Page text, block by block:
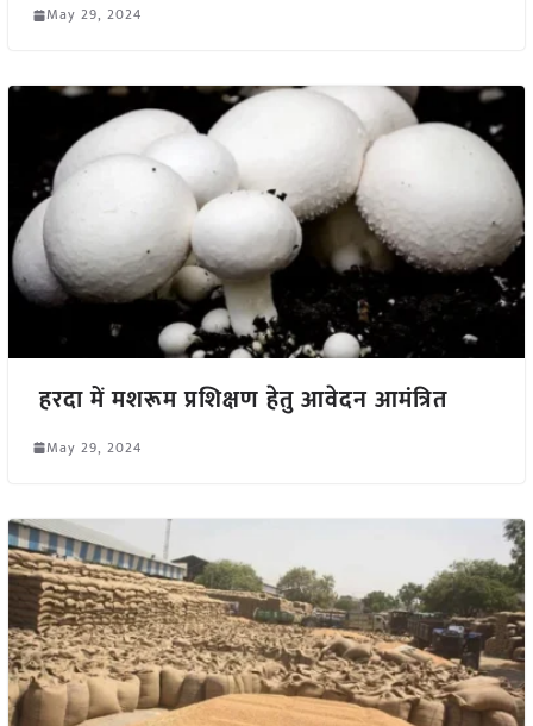
May 29, 2024
हरदा में मशरूम प्रशिक्षण हेतु आवेदन आमंत्रित
May 29, 2024